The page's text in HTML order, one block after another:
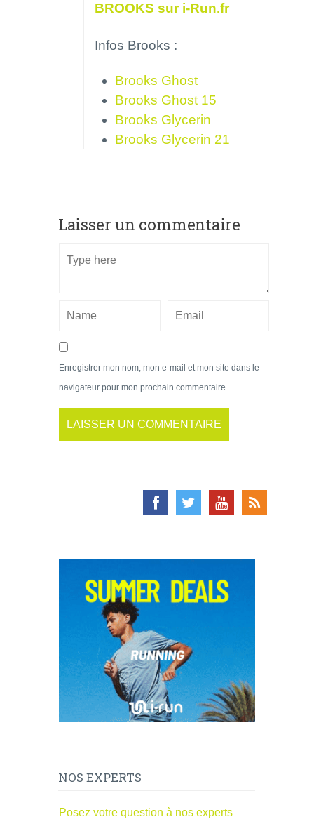
BROOKS sur i-Run.fr
Infos Brooks :
Brooks Ghost
Brooks Ghost 15
Brooks Glycerin
Brooks Glycerin 21
Laisser un commentaire
Enregistrer mon nom, mon e-mail et mon site dans le
navigateur pour mon prochain commentaire.
NOS EXPERTS
Posez votre question à nos experts